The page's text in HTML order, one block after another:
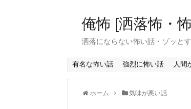
俺怖 [洒落怖・
洒落にならない怖い話・ゾッと
有名な怖い話 強烈に怖い話 人間
ホーム 気味が悪い話